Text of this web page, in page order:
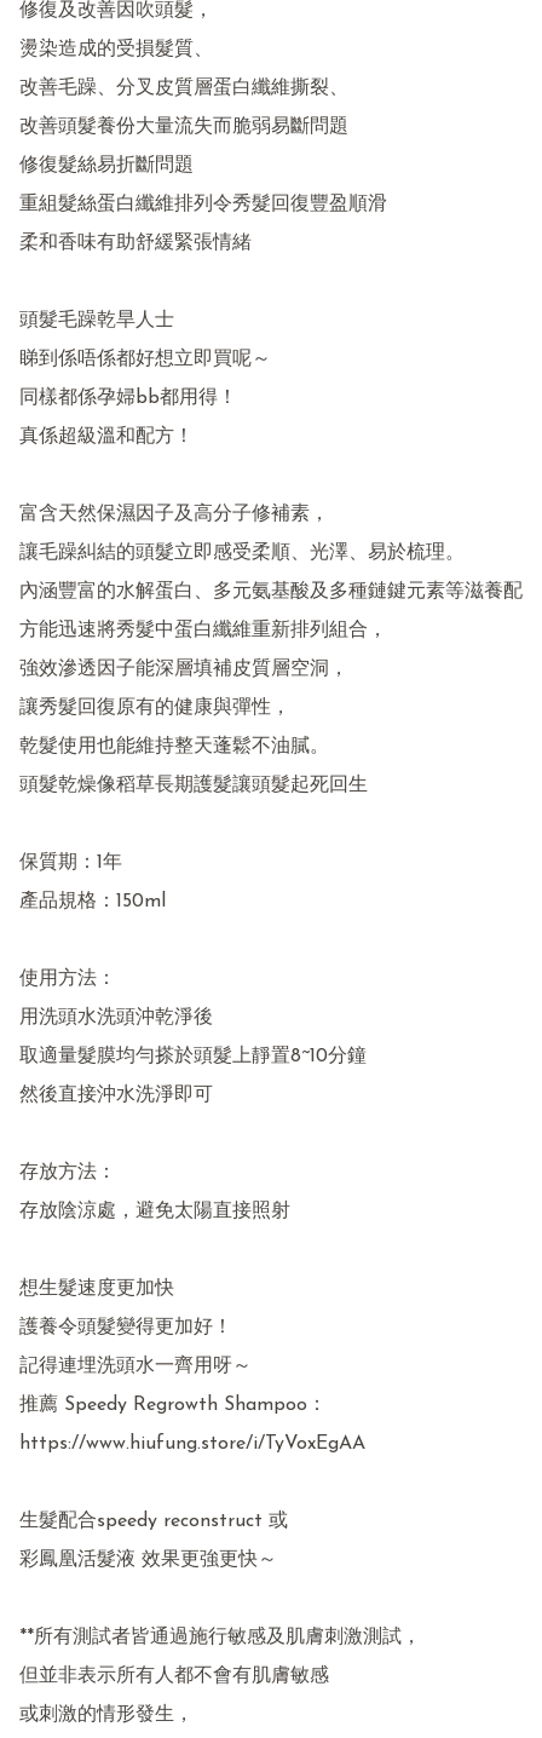
修復及改善因吹頭髮，
燙染造成的受損髮質、
改善毛躁、分叉皮質層蛋白纖維撕裂、
改善頭髮養份大量流失而脆弱易斷問題
修復髮絲易折斷問題
重組髮絲蛋白纖維排列令秀髮回復豐盈順滑
柔和香味有助舒緩緊張情緒
頭髮毛躁乾旱人士
睇到係唔係都好想立即買呢～
同樣都係孕婦bb都用得！
真係超級溫和配方！
富含天然保濕因子及高分子修補素，
讓毛躁糾結的頭髮立即感受柔順、光澤、易於梳理。
內涵豐富的水解蛋白、多元氨基酸及多種鏈鍵元素等滋養配
方能迅速將秀髮中蛋白纖維重新排列組合，
強效滲透因子能深層填補皮質層空洞，
讓秀髮回復原有的健康與彈性，
乾髮使用也能維持整天蓬鬆不油膩。
頭髮乾燥像稻草長期護髮讓頭髮起死回生
保質期：1年
產品規格：150ml
使用方法：
用洗頭水洗頭沖乾淨後
取適量髮膜均勻搽於頭髮上靜置8~10分鐘
然後直接沖水洗淨即可
存放方法：
存放陰涼處，避免太陽直接照射
想生髮速度更加快
護養令頭髮變得更加好！
記得連埋洗頭水一齊用呀～
推薦 Speedy Regrowth Shampoo：
https://www.hiufung.store/i/TyVoxEgAA
生髮配合speedy reconstruct 或
彩鳳凰活髮液 效果更強更快～
**所有測試者皆通過施行敏感及肌膚刺激測試，
但並非表示所有人都不會有肌膚敏感
或刺激的情形發生，